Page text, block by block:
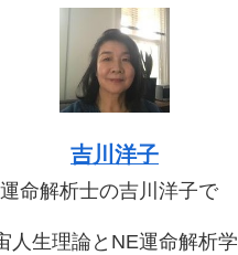
吉川洋子
命解析士の吉川洋子で
人生理論とNE運命解析学